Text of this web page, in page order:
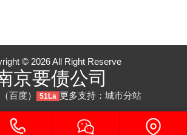
© 2026 All Right Reserve
京要债公司
（百度） 51La 更多支持： 城市分站